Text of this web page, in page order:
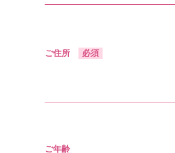
ご住所 必須
ご年齢